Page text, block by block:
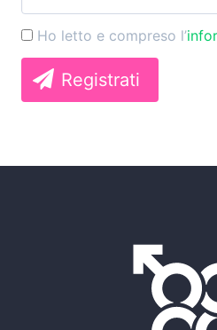
Ho letto e compreso l’
Registrati